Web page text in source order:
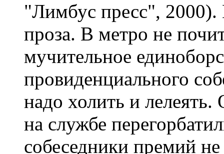
"Лимбус пресс",
проза. В метро не
мучительное
провиденциального
надо холить и лелеять.
на службе
собеседники премий